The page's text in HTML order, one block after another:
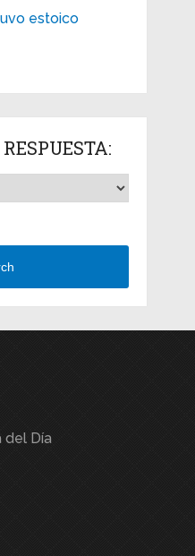
estoico
del Día